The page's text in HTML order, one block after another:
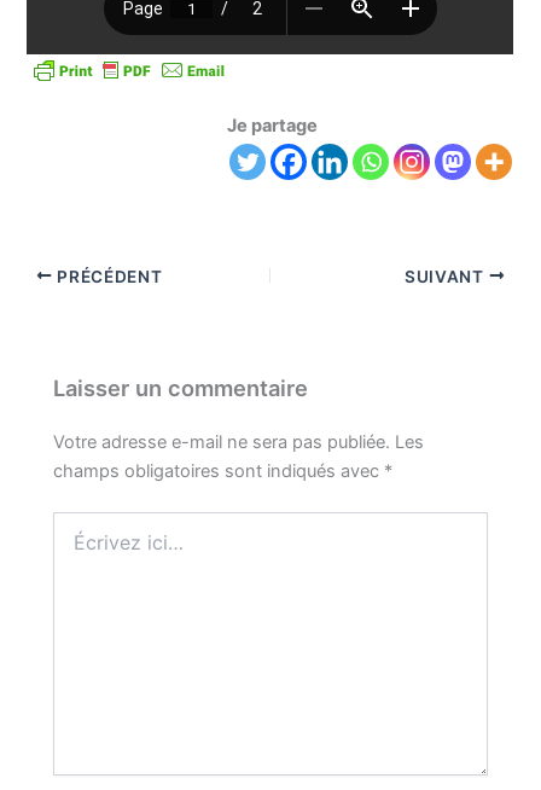
Je partage
PRÉCÉDENT SUIVANT
Laisser un commentaire
Votre adresse e-mail ne sera pas publiée. Les
champs obligatoires sont indiqués avec *
ici…